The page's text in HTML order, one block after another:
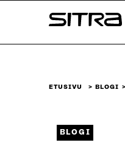
sisältöön
Sitra
ETUSIVU BLOGI
BLOGI